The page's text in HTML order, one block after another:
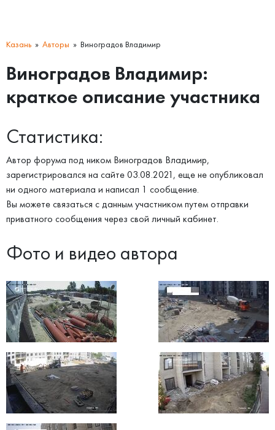
Казань Авторы Виноградов Владимир
Виноградов Владимир:
краткое описание участника
Статистика:
Автор форума под ником Виноградов Владимир,
зарегистрировался на сайте 03.08.2021, еще не опубликовал
ни одного материала и написал 1 сообщение.
Вы можете связаться с данным участником путем отправки
приватного сообщения через свой личный кабинет.
Фото и видео автора